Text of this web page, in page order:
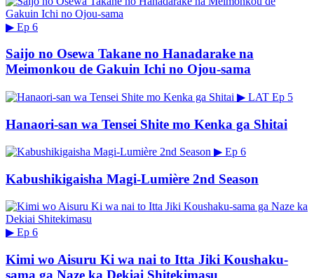
▶ Ep 6
Saijo no Osewa Takane no Hanadarake na
Meimonkou de Gakuin Ichi no Ojou-sama
▶ LAT Ep 5
Hanaori-san wa Tensei Shite mo Kenka ga Shitai
▶ Ep 6
Kabushikigaisha Magi-Lumière 2nd Season
▶ Ep 6
Kimi wo Aisuru Ki wa nai to Itta Jiki Koushaku-
sama ga Naze ka Dekiai Shitekimasu